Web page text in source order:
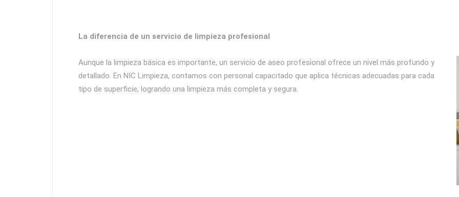
La diferencia de un servicio de limpieza profesional
Aunque la limpieza básica es importante, un servicio de aseo profesional ofrece un nivel más profundo y
detallado. En NIC Limpieza, contamos con personal capacitado que aplica técnicas adecuadas para cada
tipo de superficie, logrando una limpieza más completa y segura.